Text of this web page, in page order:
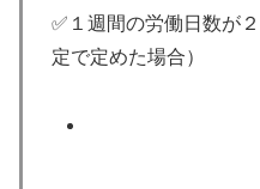
✅１週間の労働日数が
定で定めた場合）